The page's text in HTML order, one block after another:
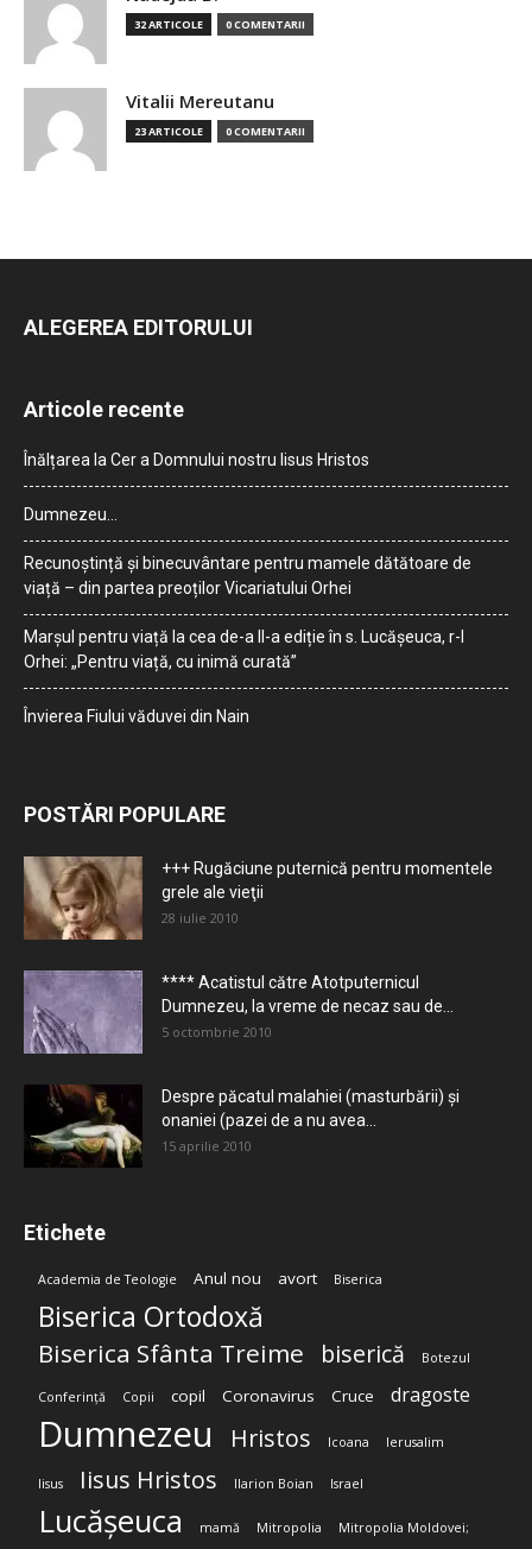
32 ARTICOLE 0 COMENTARII
Vitalii Mereutanu
23 ARTICOLE 0 COMENTARII
ALEGEREA EDITORULUI
Articole recente
Înălțarea la Cer a Domnului nostru Iisus Hristos
Dumnezeu…
Recunoștință și binecuvântare pentru mamele dătătoare de
viață – din partea preoților Vicariatului Orhei
Marșul pentru viață la cea de-a II-a ediție în s. Lucășeuca, r-l
Orhei: „Pentru viață, cu inimă curată”
Învierea Fiului văduvei din Nain
POSTĂRI POPULARE
+++ Rugăciune puternică pentru momentele
grele ale vieţii
28 iulie 2010
**** Acatistul către Atotputernicul
Dumnezeu, la vreme de necaz sau de...
5 octombrie 2010
Despre păcatul malahiei (masturbării) şi
onaniei (pazei de a nu avea...
15 aprilie 2010
Etichete
Academia de Teologie Anul nou avort Biserica
Biserica Ortodoxă
Biserica Sfânta Treime biserică Botezul
Conferință Copii copil Coronavirus Cruce dragoste
Dumnezeu Hristos Icoana Ierusalim
Iisus Iisus Hristos Ilarion Boian Israel
Lucășeuca mamă Mitropolia Mitropolia Moldovei;